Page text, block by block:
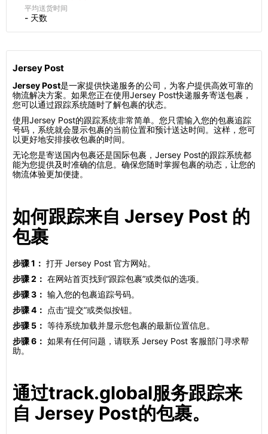
平均送货时间
- 天数
Jersey Post
Jersey Post是一家提供快递服务的公司，为客户提供高效可靠的
物流解决方案。如果您正在使用Jersey Post快递服务寄送包裹，
您可以通过跟踪系统随时了解包裹的状态。
使用Jersey Post的跟踪系统非常简单。您只需输入您的包裹追踪
号码，系统就会显示包裹的当前位置和预计送达时间。这样，您可
以更好地安排接收包裹的时间。
无论您是寄送国内包裹还是国际包裹，Jersey Post的跟踪系统都
能为您提供及时准确的信息。确保您随时掌握包裹的动态，让您的
物流体验更加便捷。
如何跟踪来自 Jersey Post 的
包裹
步骤 1： 打开 Jersey Post 官方网站。
步骤 2： 在网站首页找到“跟踪包裹”或类似的选项。
步骤 3： 输入您的包裹追踪号码。
步骤 4：
点击“提交”或类似按钮。
步骤 5： 等待系统加载并显示您包裹的最新位置信息。
步骤 6： 如果有任何问题，请联系 Jersey Post 客服部门寻求帮
助。
通过track.global服务跟踪来
自 Jersey Post的包裹。